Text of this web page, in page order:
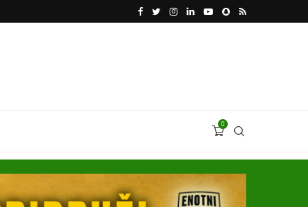
KATARSKI DELNIČAR ZAPLETEL VOLKSWAGNOVE
0